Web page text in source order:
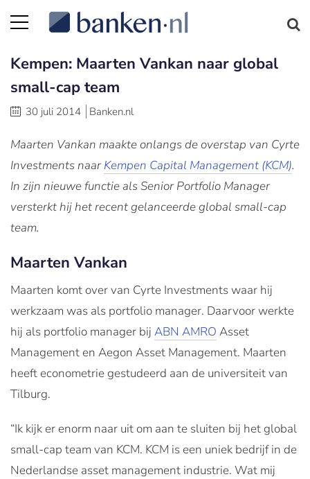
Kempen: Maarten Vankan naar global
small-cap team
30 juli 2014 Banken.nl
Maarten Vankan maakte onlangs de overstap van Cyrte
Investments naar Kempen Capital Management (KCM).
In zijn nieuwe functie als Senior Portfolio Manager
versterkt hij het recent gelanceerde global small-cap
team.
Maarten Vankan
Maarten komt over van Cyrte Investments waar hij
werkzaam was als portfolio manager. Daarvoor werkte
hij als portfolio manager bij ABN AMRO Asset
Management en Aegon Asset Management. Maarten
heeft econometrie gestudeerd aan de universiteit van
Tilburg.
“Ik kijk er enorm naar uit om aan te sluiten bij het global
small-cap team van KCM. KCM is een uniek bedrijf in de
Nederlandse asset management industrie. Wat mij